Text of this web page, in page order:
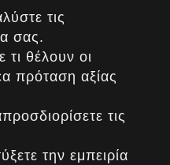
τις
σας.
τι θέλουν οι
πρόταση αξίας
τις
την εμπειρία